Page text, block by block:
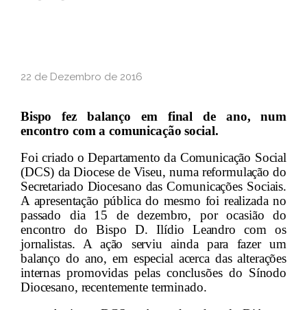
22 de Dezembro de 2016
Bispo fez balanço em final de ano, num
encontro com a comunicação social.
Foi criado o Departamento da Comunicação Social
(DCS) da Diocese de Viseu, numa reformulação do
Secretariado Diocesano das Comunicações Sociais.
A apresentação pública do mesmo foi realizada no
passado dia 15 de dezembro, por ocasião do
encontro do Bispo D. Ilídio Leandro com os
jornalistas. A ação serviu ainda para fazer um
balanço do ano, em especial acerca das alterações
internas promovidas pelas conclusões do Sínodo
Diocesano, recentemente terminado.